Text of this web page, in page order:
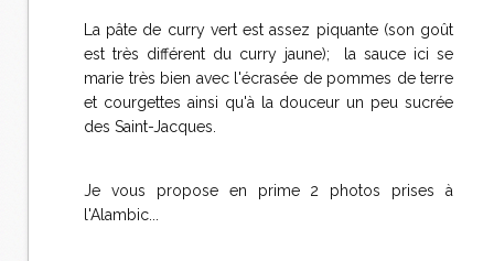
La pâte de curry vert est assez piquante (son goût
est très différent du curry jaune); la sauce ici se
marie très bien avec l'écrasée de pommes de terre
et courgettes ainsi qu'à la douceur un peu sucrée
des Saint-Jacques.
Je vous propose en prime 2 photos prises à
l'Alambic...